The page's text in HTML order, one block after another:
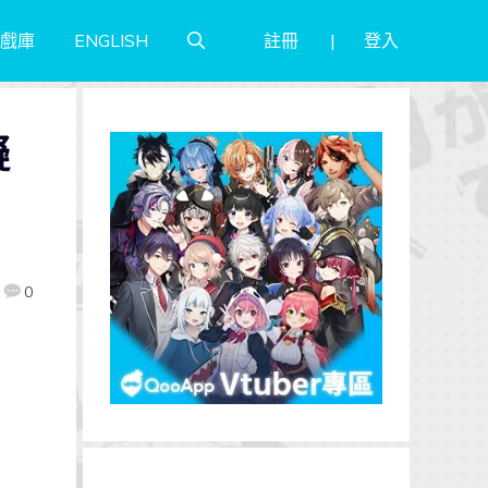
庫 ENGLISH 註冊 登入
0